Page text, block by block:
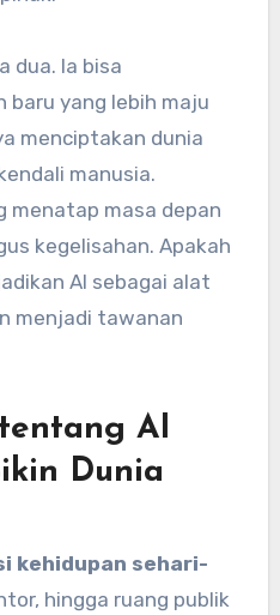
dua. Ia bisa
baru yang lebih maju
menciptakan dunia
manusia.
menatap masa depan
kegelisahan. Apakah
AI sebagai alat
menjadi tawanan
AI
Dunia
kehidupan sehari-
hingga ruang publik